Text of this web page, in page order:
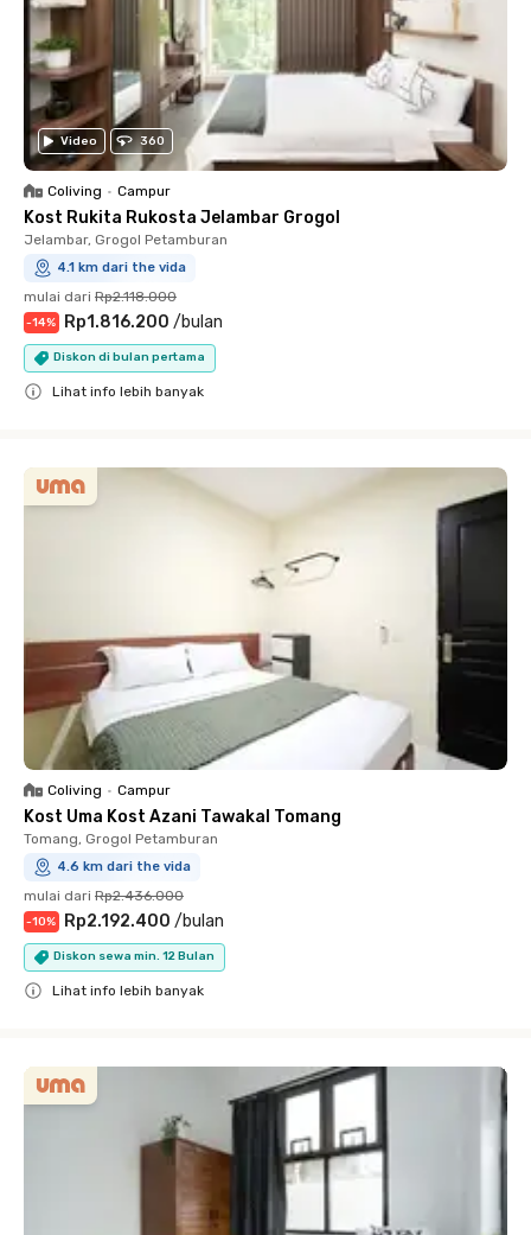
Video 360
Coliving • Campur
Kost Rukita Rukosta Jelambar Grogol
Jelambar, Grogol Petamburan
4.1 km dari the vida
mulai dari Rp2.118.000
-14% Rp1.816.200 /bulan
Diskon di bulan pertama
Lihat info lebih banyak
Coliving • Campur
Kost Uma Kost Azani Tawakal Tomang
Tomang, Grogol Petamburan
4.6 km dari the vida
mulai dari Rp2.436.000
-10% Rp2.192.400 /bulan
Diskon sewa min. 12 Bulan
Lihat info lebih banyak